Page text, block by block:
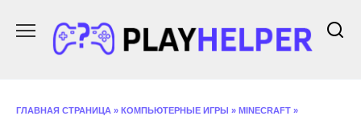
содержанию
ГЛАВНАЯ СТРАНИЦА » КОМПЬЮТЕРНЫЕ ИГРЫ » MINECRAFT »